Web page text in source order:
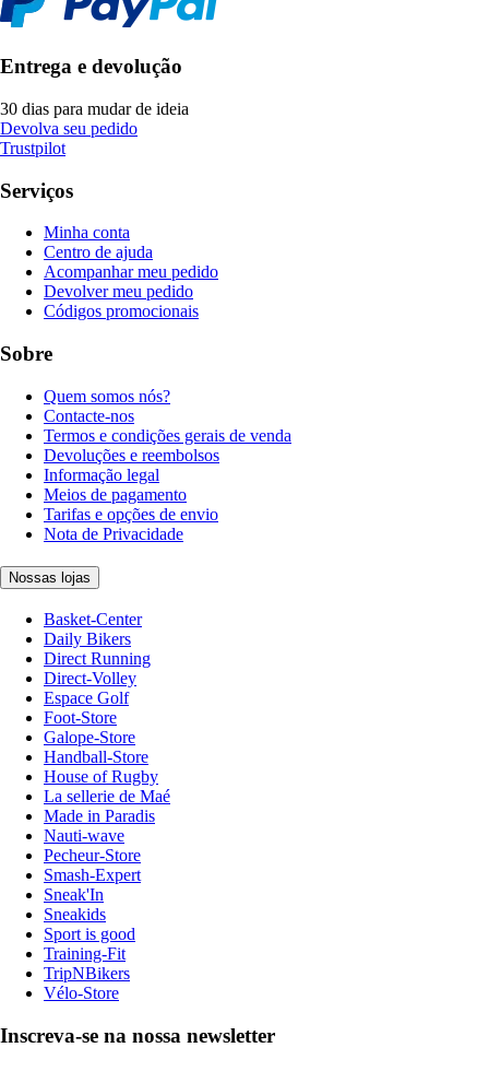
Entrega e devolução
30 dias para mudar de ideia
Devolva seu pedido
Trustpilot
Serviços
Minha conta
Centro de ajuda
Acompanhar meu pedido
Devolver meu pedido
Códigos promocionais
Sobre
Quem somos nós?
Contacte-nos
Termos e condições gerais de venda
Devoluções e reembolsos
Informação legal
Meios de pagamento
Tarifas e opções de envio
Nota de Privacidade
Nossas lojas
Basket-Center
Daily Bikers
Direct Running
Direct-Volley
Espace Golf
Foot-Store
Galope-Store
Handball-Store
House of Rugby
La sellerie de Maé
Made in Paradis
Nauti-wave
Pecheur-Store
Smash-Expert
Sneak'In
Sneakids
Sport is good
Training-Fit
TripNBikers
Vélo-Store
Inscreva-se na nossa newsletter